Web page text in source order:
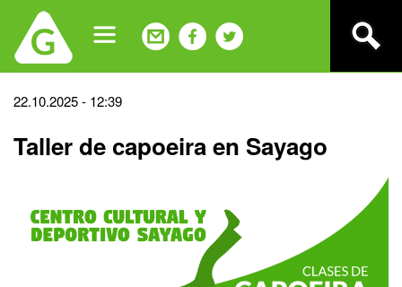
navigation
Back
top
22.10.2025 - 12:39
Taller de capoeira en Sayago